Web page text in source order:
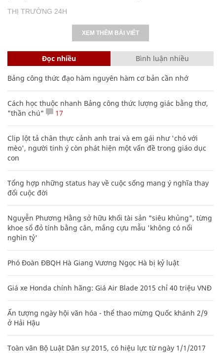
THỊ TRƯỜNG 24H
XEM THÊM BÀI VIẾT
Đọc nhiều Bình luận nhiều
Bảng công thức đạo hàm nguyên hàm cơ bản cần nhớ
Cách học thuộc nhanh Bảng công thức lượng giác bằng thơ,
"thần chú"
17
Clip lột tả chân thực cảnh anh trai và em gái như 'chó với
mèo', người tinh ý còn phát hiện một vấn đề trong giáo dục
con
Tổng hợp những status hay về cuộc sống mang ý nghĩa thay
đổi cuộc đời
Nguyễn Phương Hằng sở hữu khối tài sản "siêu khủng", từng
khoe sổ đỏ tính bằng cân, mắng cựu mẫu 'không có nổi
nghìn tỷ'
Phó Đoàn ĐBQH Hà Giang Vương Ngọc Hà bị kỷ luật
Giá xe Honda chính hãng: Giá Air Blade 2015 chỉ 40 triệu VNĐ
Ấn tượng ngày hội văn hóa - thể thao mừng Quốc khánh 2/9
ở Hải Hậu
Toàn văn Bộ Luật Dân sự 2015, có hiệu lực từ ngày 1/1/2017